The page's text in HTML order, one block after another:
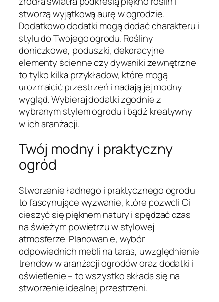
stworzą wyjątkową aurę w ogrodzie.
Dodatkowo dodatki mogą dodać charakteru i
stylu do Twojego ogrodu. Rośliny
doniczkowe, poduszki, dekoracyjne
elementy ścienne czy dywaniki zewnętrzne
to tylko kilka przykładów, które mogą
urozmaicić przestrzeń i nadają jej modny
wygląd. Wybieraj dodatki zgodnie z
wybranym stylem ogrodu i bądź kreatywny
w ich aranżacji.
Twój modny i praktyczny
ogród
Stworzenie ładnego i praktycznego ogrodu
to fascynujące wyzwanie, które pozwoli Ci
cieszyć się pięknem natury i spędzać czas
na świeżym powietrzu w stylowej
atmosferze. Planowanie, wybór
odpowiednich mebli na taras, uwzględnienie
trendów w aranżacji ogrodów oraz dodatki i
oświetlenie – to wszystko składa się na
stworzenie idealnej przestrzeni.